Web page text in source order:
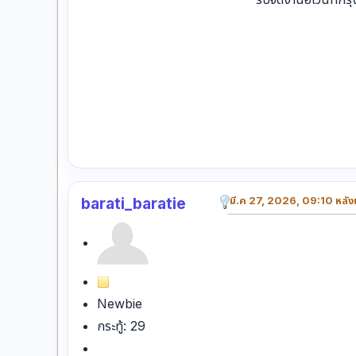
barati_baratie
Newbie
กระทู้: 29
มี.ค 27, 2026, 09:10 หลัง